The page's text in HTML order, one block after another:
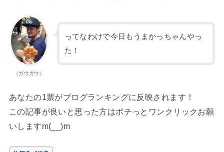
（ガウガウ）
ってなわけで今日もうまかっちゃんやっ
た！
あなたの1票がブログランキングに反映されます！
この記事が良いと思った方はポチっとワンクリックお願
いしますm(__)m